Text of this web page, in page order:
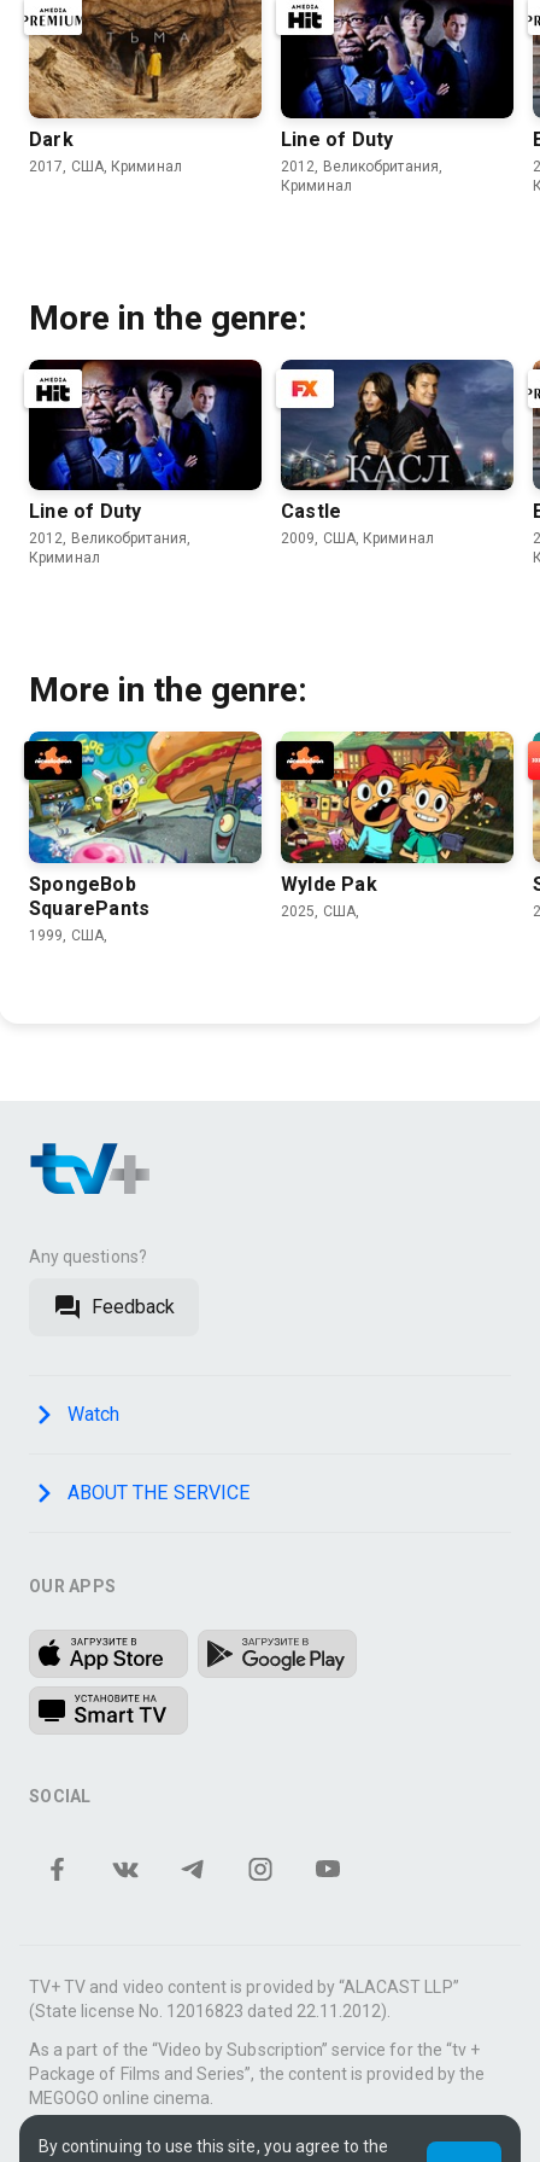
Dark
2017, США, Криминал
Line of Duty
2012, Великобритания,
Криминал
More in the genre:
Line of Duty
2012, Великобритания,
Криминал
Castle
2009, США, Криминал
More in the genre:
SpongeBob
SquarePants
1999, США,
Wylde Pak
2025, США,
Any questions?
Feedback
Watch
ABOUT THE SERVICE
OUR APPS
SOCIAL
TV+ TV and video content is provided by “ALACAST LLP”
(State license No. 12016823 dated 22.11.2012).
As a part of the “Video by Subscription” service for the “tv +
Package of Films and Series”, the content is provided by the
MEGOGO online cinema.
Support: tvplus@telecom.kz
By continuing to use this site, you agree to the